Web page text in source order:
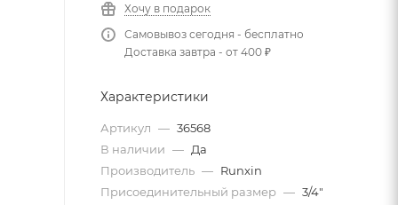
Хочу в подарок
Самовывоз сегодня - бесплатно
Доставка завтра - от 400 ₽
Характеристики
Артикул — 36568
В наличии — Да
Производитель — Runxin
Присоединительный размер — 3/4"